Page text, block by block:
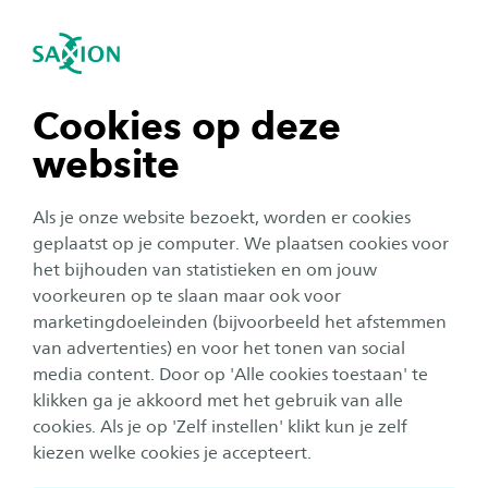
Cookies op deze
website
Als je onze website bezoekt, worden er cookies
geplaatst op je computer. We plaatsen cookies voor
het bijhouden van statistieken en om jouw
voorkeuren op te slaan maar ook voor
marketingdoeleinden (bijvoorbeeld het afstemmen
van advertenties) en voor het tonen van social
media content. Door op 'Alle cookies toestaan' te
klikken ga je akkoord met het gebruik van alle
cookies. Als je op 'Zelf instellen' klikt kun je zelf
kiezen welke cookies je accepteert.
Navigatie openen
tonen
tonen
tonen
tonen
sluiten
CircleBIM
Subnavigatie tonen
Home Onderzoek
CircleBIM
De bouwsector verbruikt enorme hoeveelheden
grondstoffen en produceert grote
hoeveelheden afval. CircleBIM verbetert
bouwprocessen door BIM te integreren en zo
data gedreven samenwerking mogelijk te
maken met behulp van innovatieve circulaire
oplossingen.
In opdracht voor: